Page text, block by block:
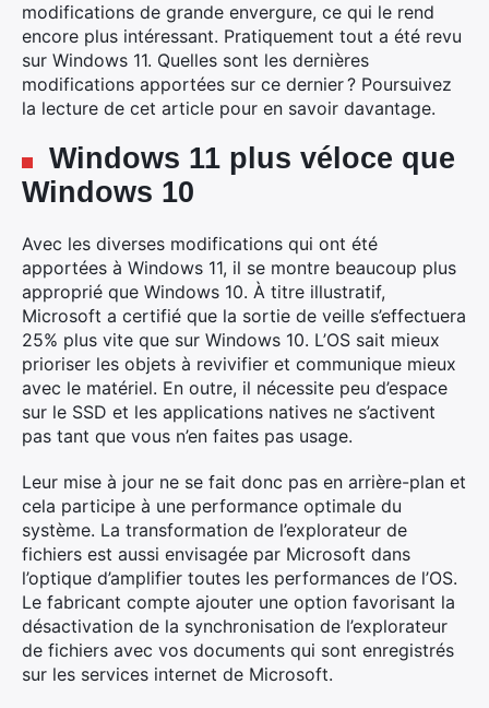
modifications de grande envergure, ce qui le rend
encore plus intéressant. Pratiquement tout a été revu
sur Windows 11. Quelles sont les dernières
modifications apportées sur ce dernier ? Poursuivez
la lecture de cet article pour en savoir davantage.
Windows 11 plus véloce que
Windows 10
Avec les diverses modifications qui ont été
apportées à Windows 11, il se montre beaucoup plus
approprié que Windows 10. À titre illustratif,
Microsoft a certifié que la sortie de veille s’effectuera
25% plus vite que sur Windows 10. L’OS sait mieux
prioriser les objets à revivifier et communique mieux
avec le matériel. En outre, il nécessite peu d’espace
sur le SSD et les applications natives ne s’activent
pas tant que vous n’en faites pas usage.
Leur mise à jour ne se fait donc pas en arrière-plan et
cela participe à une performance optimale du
système. La transformation de l’explorateur de
fichiers est aussi envisagée par Microsoft dans
l’optique d’amplifier toutes les performances de l’OS.
Le fabricant compte ajouter une option favorisant la
désactivation de la synchronisation de l’explorateur
de fichiers avec vos documents qui sont enregistrés
sur les services internet de Microsoft.